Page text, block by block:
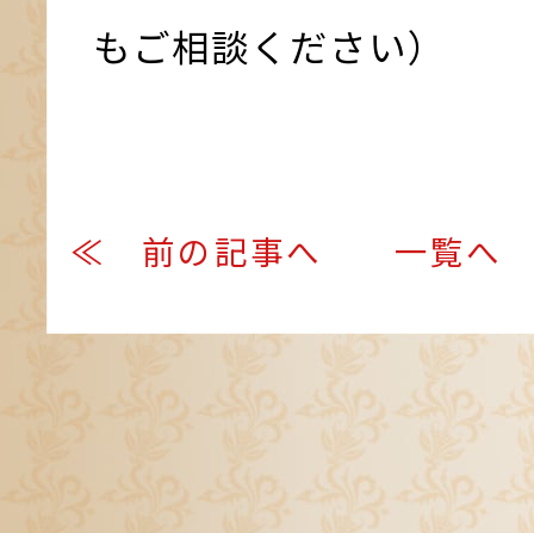
もご相談ください）
≪ 前の記事へ 一覧へ